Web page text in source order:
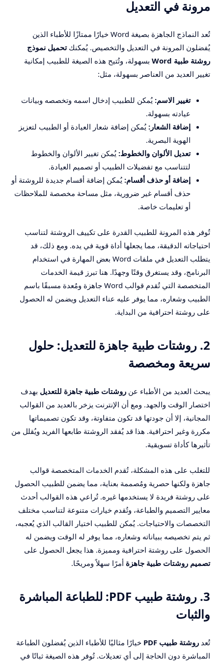
مرونة في التعديل
تُعد النماذج الجاهزة بصيغة Word خيارًا ممتازًا للأطباء الذين
يُفضلون المرونة في التعديل والتخصيص. يُمكنكتحميل نموذج
روشتة طبية Word
بسهولة، وتُتيح هذه الصيغة للطبيب إمكانية
تغيير العديد من العناصر بسهولة، مثل:
تغيير الاسم: يُمكن للطبيب إدخال اسمه وتخصصه وبيانات
عيادته بسهولة.
إضافة الشعار: يُمكن إضافة شعار العيادة أو الطبيب لتعزيز
الهوية البصرية.
تعديل الألوان والخطوط: يُمكن تغيير الألوان والخطوط
لتتناسب مع تفضيلات الطبيب أو تصميم العيادة.
إضافة أو حذف أقسام: يُمكن إضافة أقسام جديدة للروشتة أو
حذف أقسام غير ضرورية، مثل مساحة مخصصة للملاحظات
أو تعليمات خاصة.
تُوفر هذه المرونة للطبيب القدرة على تكييف الروشتة لتناسب
احتياجاته الدقيقة، مما يجعلها أداة قوية في يده. ومع ذلك، قد
يتطلب التعديل في ملفات Word بعض المهارة في استخدام
البرنامج، وقد يستغرق وقتًا وجهدًا. هنا تبرز قيمة الخدمات
المتخصصة التي تُقدم قوالب Word جاهزة ومُعدة مسبقًا باسم
الطبيب وشعاره، مما يوفر عليه عناء التعديل ويضمن له الحصول
على روشتة احترافية من البداية.
2. روشتات طبية جاهزة للتعديل: حلول
سريعة ومخصصة
يبحث العديد من الأطباء عن روشتات طبية جاهزة للتعديل بهدف
اختصار الوقت والجهد. ومع أن الإنترنت يزخر بالعديد من القوالب
المجانية، إلا أن جودتها قد تكون متفاوتة، وقد تكون تصميماتها
مكررة وغير احترافية. هذا قد يُفقد الروشتة طابعها الفريد ويُقلل من
تأثيرها كأداة تسويقية.
للتغلب على هذه المشكلة، تُقدم الخدمات المتخصصة قوالب
جاهزة ولكنها حصرية ومُصممة بعناية، مما يضمن للطبيب الحصول
على روشتة فريدة لا يستخدمها غيره. تُراعي هذه القوالب أحدث
معايير التصميم والطباعة، وتُقدم خيارات متنوعة لتناسب مختلف
التخصصات والاحتياجات. يُمكن للطبيب اختيار القالب الذي يُعجبه،
ثم يتم تخصيصه ببياناته وشعاره، مما يوفر له الوقت ويضمن له
الحصول على روشتة احترافية ومميزة. هذا يجعل الحصول على
تصميم روشتات طبية جاهزة أمرًا سهلاً ومريحًا.
3. روشتة طبيب PDF: للطباعة المباشرة
والثبات
تُعد روشتة طبيب PDF
خيارًا مثاليًا للأطباء الذين يُفضلون الطباعة
المباشرة دون الحاجة إلى أي تعديلات. تُوفر هذه الصيغة ثباتًا في